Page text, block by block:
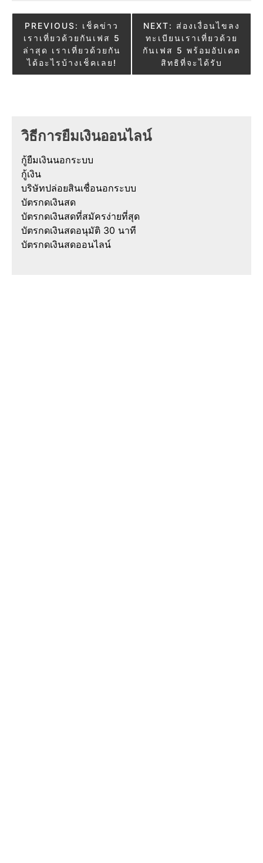
Post
navigation
PREVIOUS: เช็คข่าว
เราเที่ยวด้วยกันเฟส 5
ล่าสุด เราเที่ยวด้วยกัน
ได้อะไรบ้างเช็คเลย!
NEXT: ส่องเงื่อนไขลง
ทะเบียนเราเที่ยวด้วย
กันเฟส 5 พร้อมอัปเดต
สิทธิที่จะได้รับ
วิธีการยืมเงินออนไลน์
กู้ยืมเงินนอกระบบ
กู้เงิน
บริษัทปล่อยสินเชื่อนอกระบบ
บัตรกดเงินสด
บัตรกดเงินสดที่สมัครง่ายที่สุด
บัตรกดเงินสดอนุมัติ 30 นาที
บัตรกดเงินสดออนไลน์